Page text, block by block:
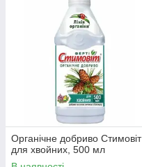
Органічне добриво Стимовіт
для хвойних, 500 мл